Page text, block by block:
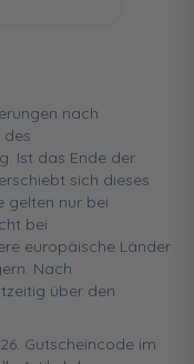
nach
Ist das Ende der
sich dieses
gelten nur bei
bei
europäische Länder
Nach
über den
Gutscheincode im